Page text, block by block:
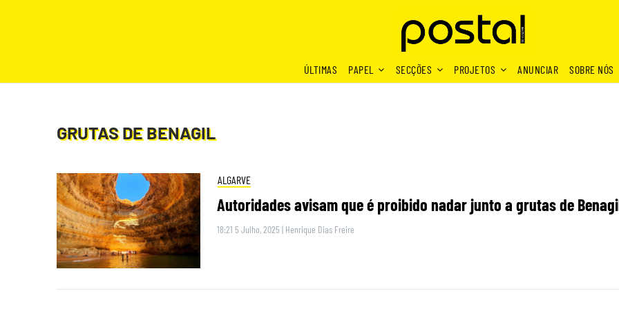
ÚLTIMAS
PAPEL SECÇÕES PROJETOS ANUNCIAR SOBRE NÓS
GRUTAS DE BENAGIL
ALGARVE
Autoridades avisam que é proibido nadar junto a grutas de
18:21 5 Julho, 2025 | Henrique Dias Freire